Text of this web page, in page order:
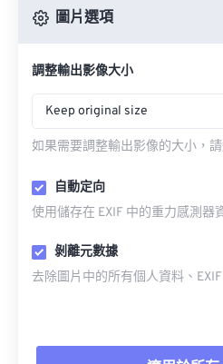
圖片選項
調整輸出影像大小
Keep original size
如果需要調整輸出影像的大小，
自動定向
使用儲存在 EXIF 中的重力感測器
剝離元數據
去除圖片中的所有個人資料、